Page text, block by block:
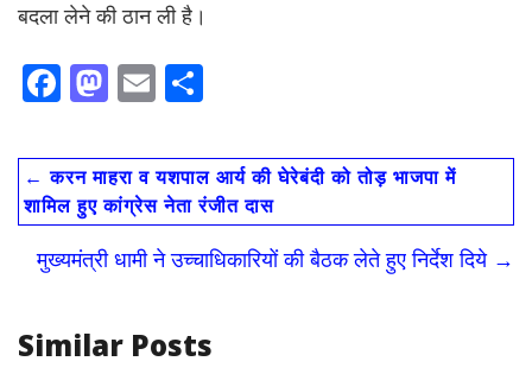
बदला लेने की ठान ली है।
F
e
b
o
o
M
to
d
o
n
E
ai
l
ar
e
← करन माहरा व यशपाल आर्य की घेरेबंदी को तोड़ भाजपा में
शामिल हुए कांग्रेस नेता रंजीत दास
मुख्यमंत्री धामी ने उच्चाधिकारियों की बैठक लेते हुए निर्देश दिये →
Similar Posts